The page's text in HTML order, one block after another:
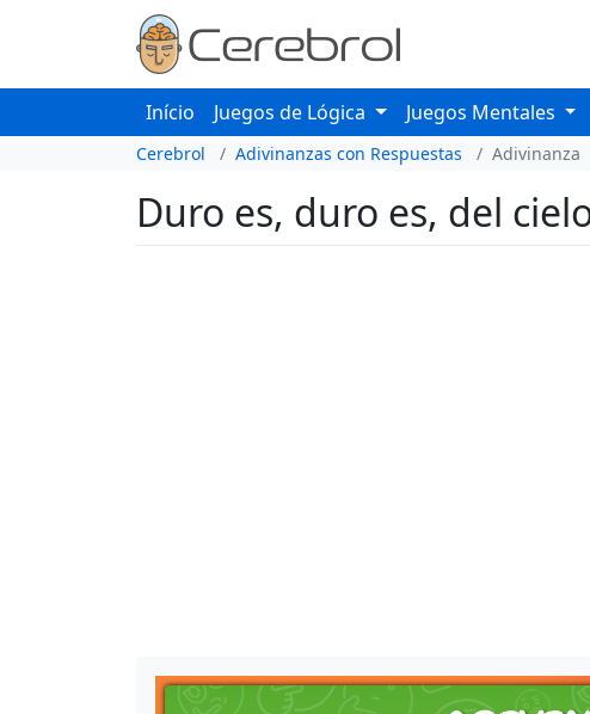
Início Juegos de Lógica Juegos Mentales
Cerebrol Adivinanzas con Respuestas Adivinanza
Duro es, duro es, del